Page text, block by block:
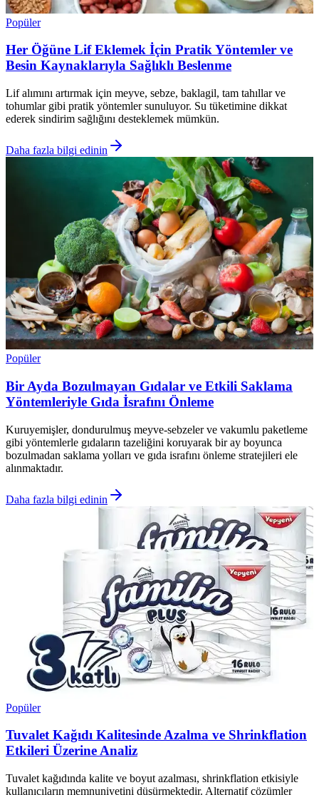
Popüler
Her Öğüne Lif Eklemek İçin Pratik Yöntemler ve
Besin Kaynaklarıyla Sağlıklı Beslenme
Lif alımını artırmak için meyve, sebze, baklagil, tam tahıllar ve
tohumlar gibi pratik yöntemler sunuluyor. Su tüketimine dikkat
ederek sindirim sağlığını desteklemek mümkün.
Daha fazla bilgi edinin
Popüler
Bir Ayda Bozulmayan Gıdalar ve Etkili Saklama
Yöntemleriyle Gıda İsrafını Önleme
Kuruyemişler, dondurulmuş meyve-sebzeler ve vakumlu paketleme
gibi yöntemlerle gıdaların tazeliğini koruyarak bir ay boyunca
bozulmadan saklama yolları ve gıda israfını önleme stratejileri ele
alınmaktadır.
Daha fazla bilgi edinin
Popüler
Tuvalet Kağıdı Kalitesinde Azalma ve Shrinkflation
Etkileri Üzerine Analiz
Tuvalet kağıdında kalite ve boyut azalması, shrinkflation etkisiyle
kullanıcıların memnuniyetini düşürmektedir. Alternatif çözümler